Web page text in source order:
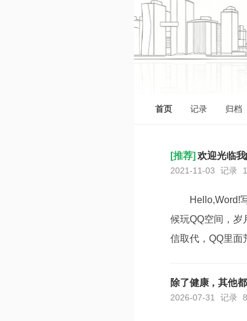
首页 记录 归档
[推荐]欢迎光临
2021-11-03 记录
Hello,Word!
候玩QQ空间，岁
信取代，QQ里面
时候，上计算机
除了健康，其他都
2026-07-31 记录